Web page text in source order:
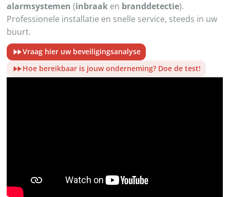
alarmsystemen (inbraak en branddetectie).
Professionele installatie en snelle service, steeds in uw
buurt.
Vraag hier uw beveiligingsanalyse
Hoe bereikbaar is jouw onderneming? Doe de test!